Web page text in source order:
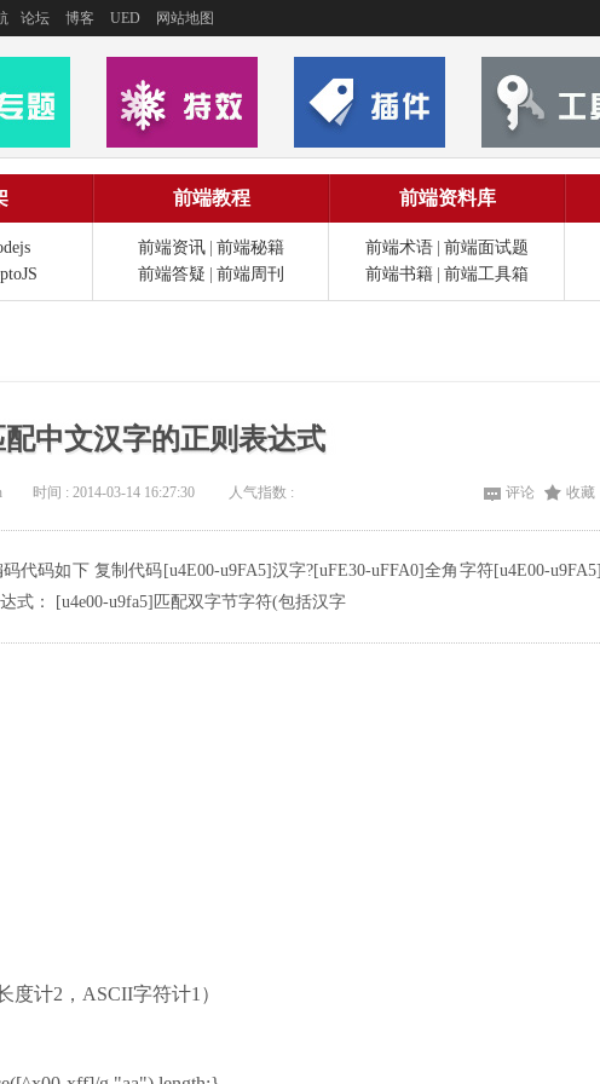
论坛 博客 UED 网站地图
前端教程
前端资讯
前端秘籍
前端答疑
前端周刊
前端资料库
前端术语
前端面试题
前端书籍
前端工具箱
中文汉字的正则表达式
时间 : 2014-03-14 16:27:30 人气指数 : 评论 收藏
代码如下 复制代码[u4E00-u9FA5]汉字?[uFE30-uFFA0]全角字符[u4E00-
式： [u4e00-u9fa5]匹配双字节字符(包括汉字
计2，ASCII字符计1）